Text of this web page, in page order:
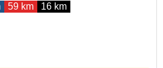
59 km 16 km